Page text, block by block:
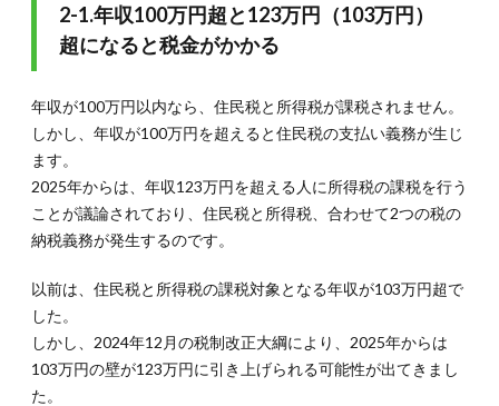
4.お
さえ
き5
つの
年収
の壁
4.1.
4-
1.100
壁
4-
2.103
万円の
2-1.年収100万円超と123万円（103万円）
超になると税金がかかる
年収が100万円以内なら、住民税と所得税が課税されません。
しかし、年収が100万円を超えると住民税の支払い義務が生じ
ます。
2025年からは、年収123万円を超える人に所得税の課税を行う
ことが議論されており、住民税と所得税、合わせて2つの税の
納税義務が発生するのです。
以前は、住民税と所得税の課税対象となる年収が103万円超で
した。
しかし、2024年12月の税制改正大綱により、2025年からは
103万円の壁が123万円に引き上げられる可能性が出てきまし
た。